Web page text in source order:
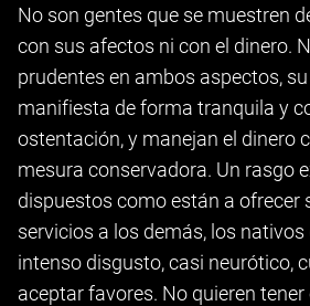
No son gentes que se muestren
con sus afectos ni con el dinero.
prudentes en ambos aspectos,
manifiesta de forma tranquila y
ostentación, y manejan el dinero
mesura conservadora. Un rasgo
dispuestos como están a ofrecer
servicios a los demás, los
intenso disgusto, casi neurótico,
aceptar favores. No quieren